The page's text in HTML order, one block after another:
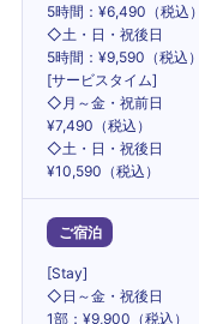
5時間：¥6,490（税込）
◇土・日・祝後日
5時間：¥9,590（税込）
[サービスタイム]
◇月～金・祝前日
¥7,490（税込）
◇土・日・祝後日
¥10,590（税込）
ご宿泊
[Stay]
◇日～金・祝後日
1部：¥9,900（税込）